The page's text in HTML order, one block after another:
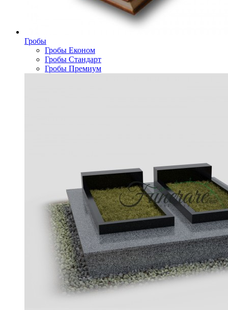
Гробы
Гробы Економ
Гробы Стандарт
Гробы Премиум